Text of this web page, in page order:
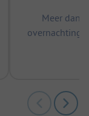
Meer dan